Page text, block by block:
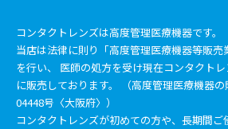
コンタクトレンズは高度管理医療機器です。
当店は法律に則り「高度管理医療機器等販
を行い、 医師の処方を受け現在コンタクト
に販売しております。 （高度管理医療機器
04448号〈大阪府〉）
コンタクトレンズが初めての方や、長期間ご